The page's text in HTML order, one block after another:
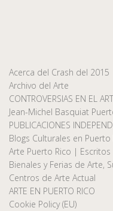
Acerca del Crash del 2015
Archivo del Arte
CONTROVERSIAS EN EL
Jean-Michel Basquiat
PUBLICACIONES
Blogs Culturales en Puerto
Arte Puerto Rico | Escritos
Bienales y Ferias de Arte,
Centros de Arte Actual
ARTE EN PUERTO RICO
Cookie Policy (EU)